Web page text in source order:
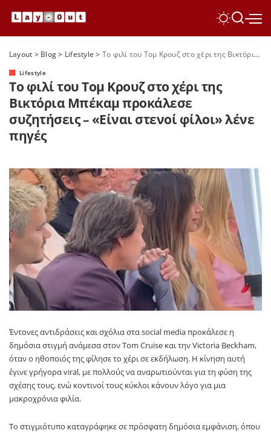
Layout > Blog> Lifestyle > Το φιλί του Τομ Κρουζ στο χέρι της Βικτόρια Μπέκαμ προκάλεσε συζητήσεις – «Είναι στενοί φίλοι» λένε πηγές
Lifestyle
Το φιλί του Τομ Κρουζ στο χέρι της
Βικτόρια Μπέκαμ προκάλεσε
συζητήσεις – «Είναι στενοί φίλοι» λένε
πηγές
Έντονες αντιδράσεις και σχόλια στα social media προκάλεσε η
δημόσια στιγμή ανάμεσα στον Tom Cruise και την Victoria Beckham,
όταν ο ηθοποιός της φίλησε το χέρι σε εκδήλωση. Η κίνηση αυτή
έγινε γρήγορα viral, με πολλούς να αναρωτιούνται για τη φύση της
σχέσης τους, ενώ κοντινοί τους κύκλοι κάνουν λόγο για μια
μακροχρόνια φιλία.
Το στιγμιότυπο καταγράφηκε σε πρόσφατη δημόσια εμφάνιση, όπου